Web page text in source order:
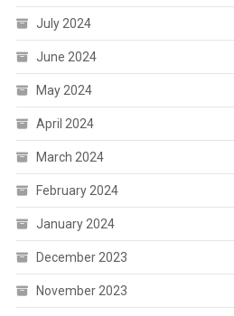
July 2024
June 2024
May 2024
April 2024
March 2024
February 2024
January 2024
December 2023
November 2023